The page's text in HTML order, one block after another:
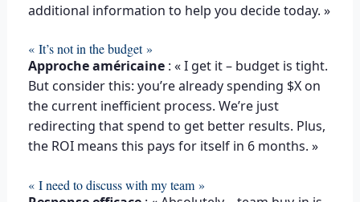
additional information to help you decide today. »
« It’s not in the budget »
Approche américaine: « I get it – budget is tight.
But consider this: you’re already spending $X on
the current inefficient process. We’re just
redirecting that spend to get better results. Plus,
the ROI means this pays for itself in 6 months. »
« I need to discuss with my team »